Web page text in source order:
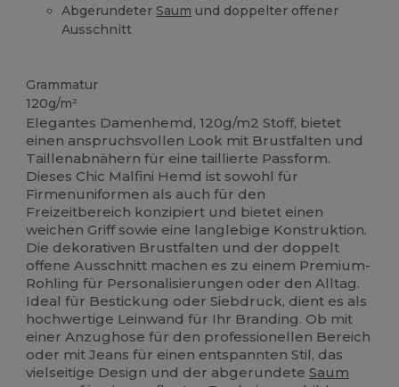
AbgerundeterSaum und doppelter offener
Ausschnitt
Grammatur
120g/m²
Elegantes Damenhemd, 120g/m2 Stoff, bietet
einen anspruchsvollen Look mit Brustfalten und
Taillenabnähern für eine taillierte Passform.
Dieses Chic Malfini Hemd ist sowohl für
Firmenuniformen als auch für den
Freizeitbereich konzipiert und bietet einen
weichen Griff sowie eine langlebige Konstruktion.
Die dekorativen Brustfalten und der doppelt
offene Ausschnitt machen es zu einem Premium-
Rohling für Personalisierungen oder den Alltag.
Ideal für Bestickung oder Siebdruck, dient es als
hochwertige Leinwand für Ihr Branding. Ob mit
einer Anzughose für den professionellen Bereich
oder mit Jeans für einen entspannten Stil, das
vielseitige Design und der abgerundeteSaum